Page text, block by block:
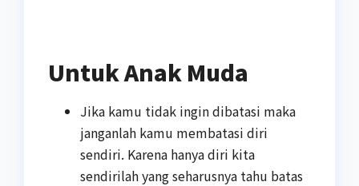
Untuk Anak Muda
Jika kamu tidak ingin dibatasi maka
janganlah kamu membatasi diri
sendiri. Karena hanya diri kita
sendirilah yang seharusnya tahu batas